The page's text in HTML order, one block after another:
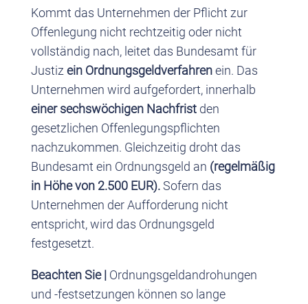
Kommt das Unternehmen der Pflicht zur
Offenlegung nicht rechtzeitig oder nicht
vollständig nach, leitet das Bundesamt für
Justiz ein Ordnungsgeldverfahrenein. Das
Unternehmen wird aufgefordert, innerhalb
einer sechswöchigen Nachfristden
gesetzlichen Offenlegungspflichten
nachzukommen. Gleichzeitig droht das
Bundesamt ein Ordnungsgeld an (regelmäßig
in Höhe von 2.500 EUR).Sofern das
Unternehmen der Aufforderung nicht
entspricht, wird das Ordnungsgeld
festgesetzt.
Beachten Sie | Ordnungsgeldandrohungen
und -festsetzungen können so lange